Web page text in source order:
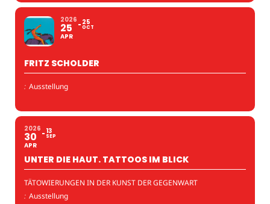
2026
25
APR
25
OCT
FRITZ SCHOLDER
: Ausstellung
2026
30
APR
13
SEP
UNTER DIE HAUT. TATTOOS IM BLICK
TÄTOWIERUNGEN IN DER KUNST DER GEGENWART
: Ausstellung